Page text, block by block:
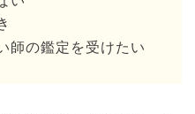
師の鑑定を受けたい